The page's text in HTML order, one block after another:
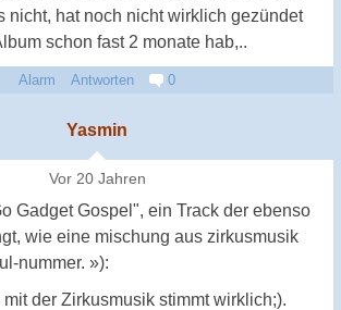
nicht, hat noch nicht wirklich gezündet
schon fast 2 monate hab,..
Alarm Antworten 0
Yasmin
Vor 20 Jahren
Gadget Gospel", ein Track der ebenso
wie eine mischung aus zirkusmusik
nummer. »):
der Zirkusmusik stimmt wirklich;).